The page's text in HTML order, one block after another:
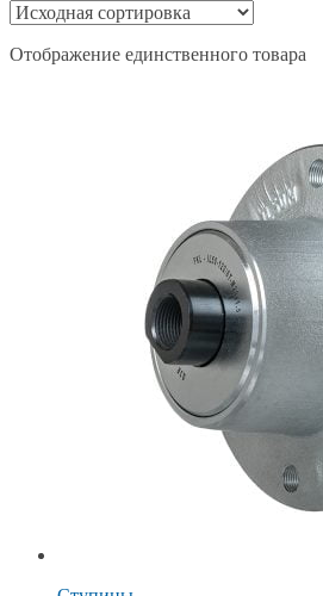
Отображение единственного товара